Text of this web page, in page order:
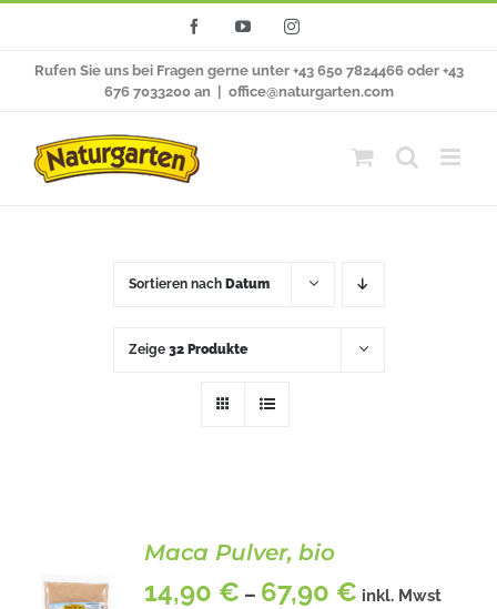
FacebookYouTubeInstagram
Rufen Sie uns bei Fragen gerne unter +43 650 7824466 oder +43
676 7033200 an
office@naturgarten.com
Sortieren nach Datum
Zeige 32 Produkte
Maca Pulver, bio
14,90 € – 67,90 € inkl. Mwst